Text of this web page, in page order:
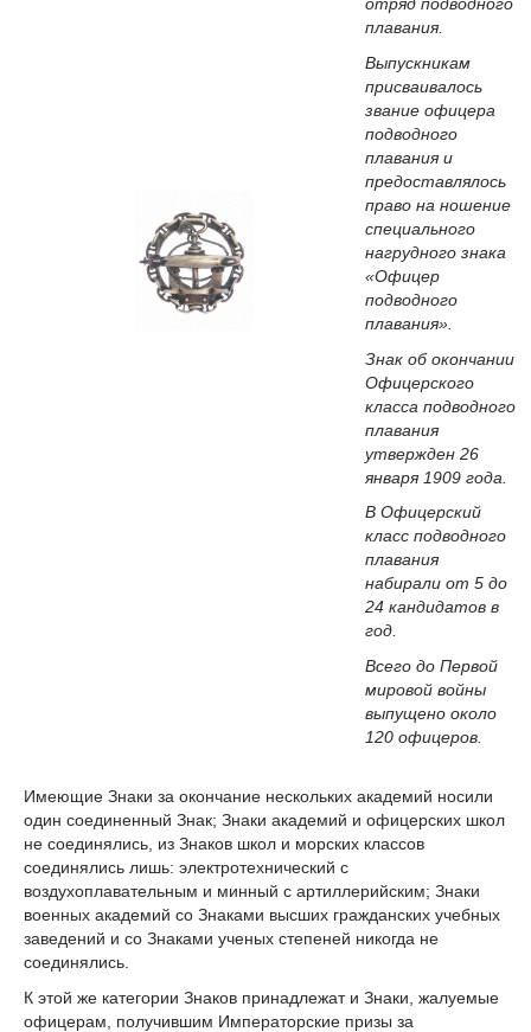
плавания.
Выпускникам
присваивалось
звание офицера
подводного
плавания и
предоставлялось
право на ношение
специального
нагрудного знака
«Офицер
подводного
плавания».
Знак об окончании
Офицерского
класса подводного
плавания
утвержден 26
января 1909 года.
В Офицерский
класс подводного
плавания
набирали от 5 до
24 кандидатов в
год.
Всего до Первой
мировой войны
выпущено около
120 офицеров.
Имеющие Знаки за окончание нескольких академий носили
один соединенный Знак; Знаки академий и офицерских школ
не соединялись, из Знаков школ и морских классов
соединялись лишь: электротехнический с
воздухоплавательным и минный с артиллерийским; Знаки
военных академий со Знаками высших гражданских учебных
заведений и со Знаками ученых степеней никогда не
соединялись.
К этой же категории Знаков принадлежат и Знаки, жалуемые
офицерам, получившим Императорские призы за